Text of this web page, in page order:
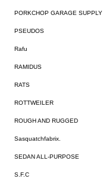
PORKCHOP GARAGE SUPPLY
PSEUDOS
Rafu
RAMIDUS
RATS
ROTTWEILER
ROUGH AND RUGGED
Sasquatchfabrix.
SEDAN ALL-PURPOSE
S.F.C